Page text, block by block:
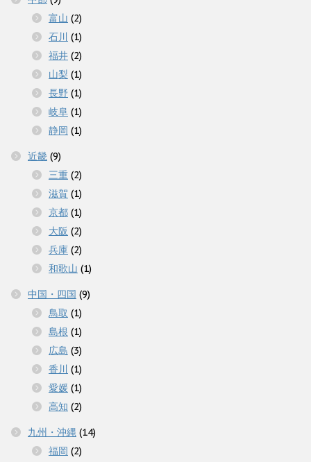
富山 (2)
石川 (1)
福井 (2)
山梨 (1)
長野 (1)
岐阜 (1)
静岡 (1)
近畿 (9)
三重 (2)
滋賀 (1)
京都 (1)
大阪 (2)
兵庫 (2)
和歌山 (1)
中国・四国 (9)
鳥取 (1)
島根 (1)
広島 (3)
香川 (1)
愛媛 (1)
高知 (2)
九州・沖縄 (14)
福岡 (2)